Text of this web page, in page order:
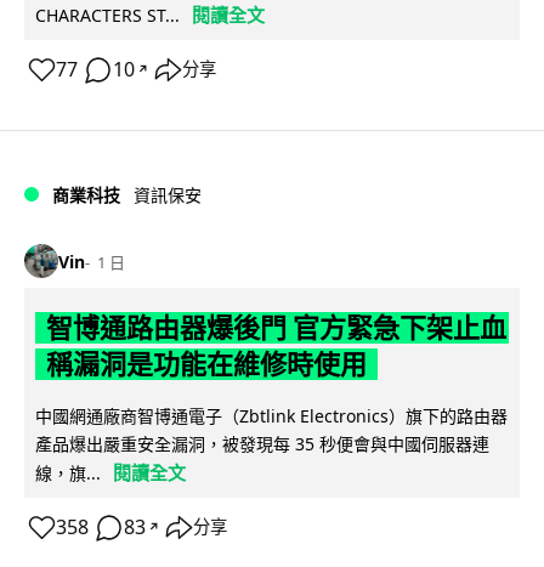
CHARACTERS ST...
閱讀全文
77 10 ↗ 分享
商業科技 資訊保安
Vin 1 日
智博通路由器爆後門 官方緊急下架止血
稱漏洞是功能在維修時使用
中國網通廠商智博通電子（Zbtlink Electronics）旗下的路由器
產品爆出嚴重安全漏洞，被發現每 35 秒便會與中國伺服器連
線，旗...
閱讀全文
358 83 ↗ 分享